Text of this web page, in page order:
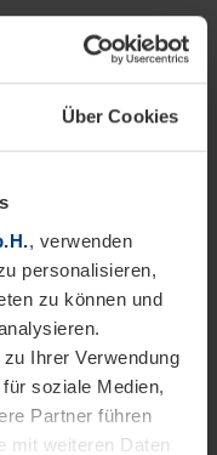
Über Cookies
, verwenden
personalisieren,
zu können und
Ihrer Verwendung
soziale Medien,
Partner führen
mit weiteren Daten